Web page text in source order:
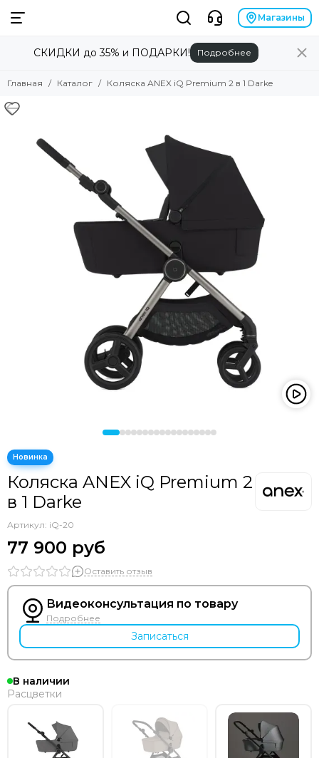
Магазины
СКИДКИ до 35% и ПОДАРКИ! Подробнее
Главная Каталог Коляска ANEX iQ Premium 2 в 1 Darke
Коляска ANEX iQ Premium 2
в 1 Darke
Артикул: iQ-20
77 900 руб
Оставить отзыв
Видеоконсультация по товару
Подробнее
Записаться
В наличии
Расцветки